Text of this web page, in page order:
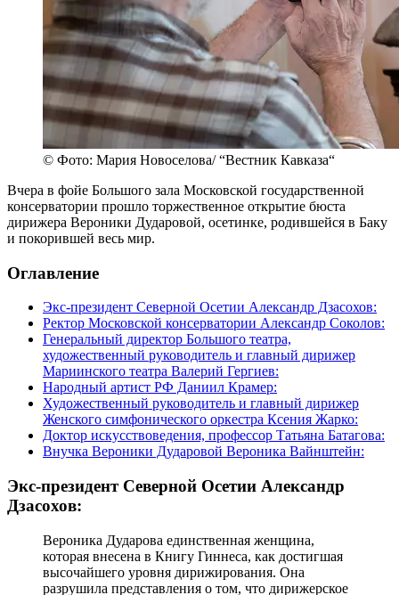
© Фото: Мария Новоселова/ “Вестник Кавказа“
Вчера в фойе Большого зала Московской государственной
консерватории прошло торжественное открытие бюста
дирижера Вероники Дударовой, осетинке, родившейся в Баку
и покорившей весь мир.
Оглавление
Экс-президент Северной Осетии Александр Дзасохов:
Ректор Московской консерватории Александр Соколов:
Генеральный директор Большого театра,
художественный руководитель и главный дирижер
Мариинского театра Валерий Гергиев:
Народный артист РФ Даниил Крамер:
Художественный руководитель и главный дирижер
Женского симфонического оркестра Ксения Жарко:
Доктор искусствоведения, профессор Татьяна Батагова:
Внучка Вероники Дударовой Вероника Вайнштейн:
Экс-президент Северной Осетии Александр
Дзасохов:
Вероника Дударова единственная женщина,
которая внесена в Книгу Гиннеса, как достигшая
высочайшего уровня дирижирования. Она
разрушила представления о том, что дирижерское